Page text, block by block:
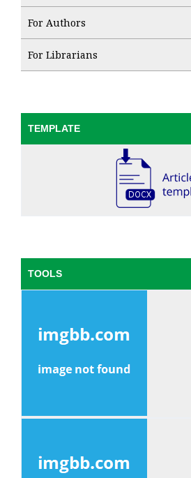
For Authors
For Librarians
TEMPLATE
TOOLS